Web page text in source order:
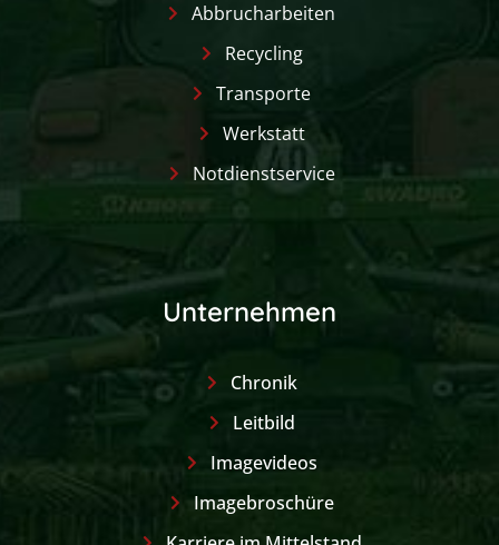
Abbrucharbeiten
Recycling
Transporte
Werkstatt
Notdienstservice
Unternehmen
Chronik
Leitbild
Imagevideos
Imagebroschüre